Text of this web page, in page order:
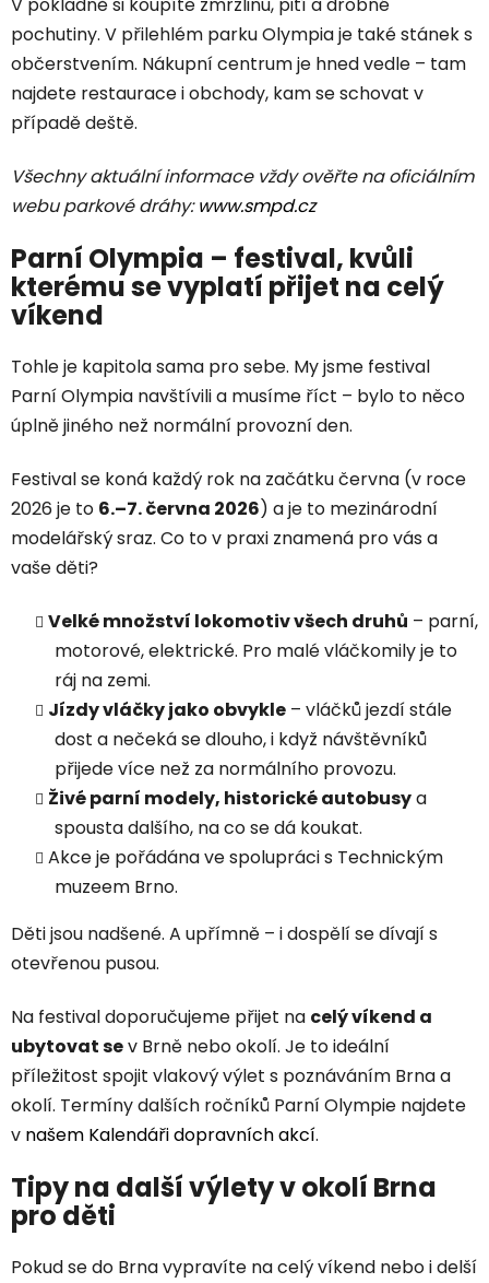
V pokladně si koupíte zmrzlinu, pití a drobné
pochutiny. V přilehlém parku Olympia je také stánek s
občerstvením. Nákupní centrum je hned vedle – tam
najdete restaurace i obchody, kam se schovat v
případě deště.
Všechny aktuální informace vždy ověřte na oficiálním
webu parkové dráhy: www.smpd.cz
Parní Olympia – festival, kvůli
kterému se vyplatí přijet na celý
víkend
Tohle je kapitola sama pro sebe. My jsme festival
Parní Olympia navštívili a musíme říct – bylo to něco
úplně jiného než normální provozní den.
Festival se koná každý rok na začátku června (v roce
2026 je to 6.–7. června 2026) a je to mezinárodní
modelářský sraz. Co to v praxi znamená pro vás a
vaše děti?
Velké množství lokomotiv všech druhů – parní,
motorové, elektrické. Pro malé vláčkomily je to
ráj na zemi.
Jízdy vláčky jako obvykle – vláčků jezdí stále
dost a nečeká se dlouho, i když návštěvníků
přijede více než za normálního provozu.
Živé parní modely, historické autobusya
spousta dalšího, na co se dá koukat.
Akce je pořádána ve spolupráci s Technickým
muzeem Brno.
Děti jsou nadšené. A upřímně – i dospělí se dívají s
otevřenou pusou.
Na festival doporučujeme přijet na celý víkend a
ubytovat sev Brně nebo okolí. Je to ideální
příležitost spojit vlakový výlet s poznáváním Brna a
okolí. Termíny dalších ročníků Parní Olympie najdete
v našem Kalendáři dopravních akcí.
Tipy na další výlety v okolí Brna
pro děti
Pokud se do Brna vypravíte na celý víkend nebo i delší